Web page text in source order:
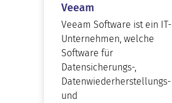
Veeam
Veeam Software ist ein IT-
Unternehmen, welche
Software für
Datensicherungs-,
Datenwiederherstellungs-
und